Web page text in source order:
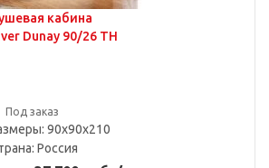
кабина
Dunay 90/26 TH
Под заказ
90x90x210
Россия